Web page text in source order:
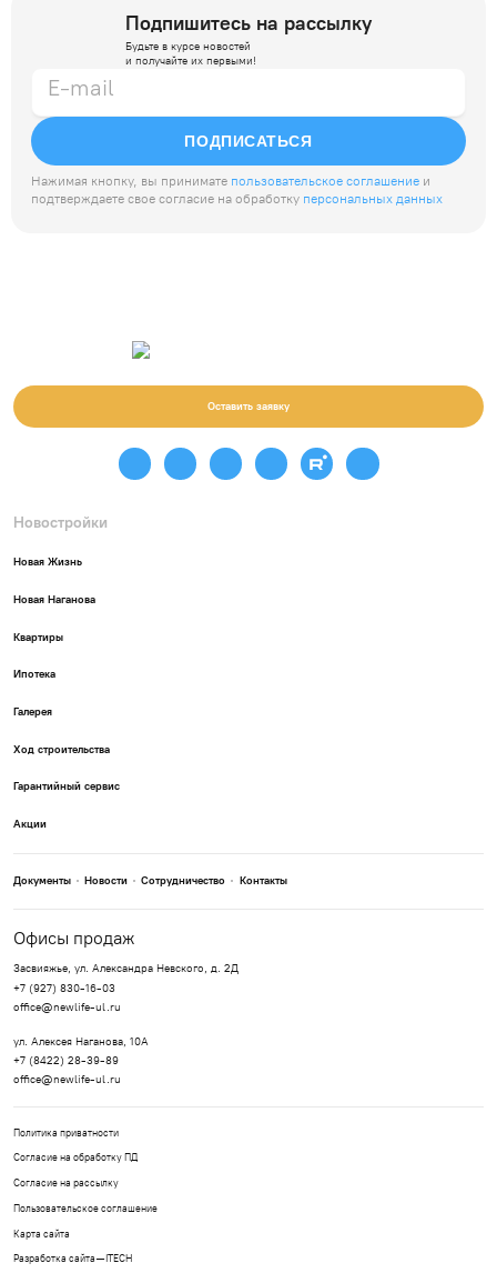
Подпишитесь на рассылку
Будьте в курсе новостей
и получайте их первыми!
ПОДПИСАТЬСЯ
Нажимая кнопку, вы принимате пользовательское соглашение и
подтверждаете свое согласие на обработку персональных данных
Новостройки
Новая Жизнь
Новая Наганова
Квартиры
Ипотека
Галерея
Ход строительства
Гарантийный сервис
Акции
Документы Новости Сотрудничество Контакты
Оставить заявку
Офисы продаж
Засвияжье, ул. Александра Невского, д. 2Д
+7 (927) 830-16-03
office@newlife-ul.ru
ул. Алексея Наганова, 10А
+7 (8422) 28-39-89
office@newlife-ul.ru
Политика приватности
Согласие на обработку ПД
Согласие на рассылку
Пользовательское соглашение
Карта сайта
Разработка сайта — ITECH